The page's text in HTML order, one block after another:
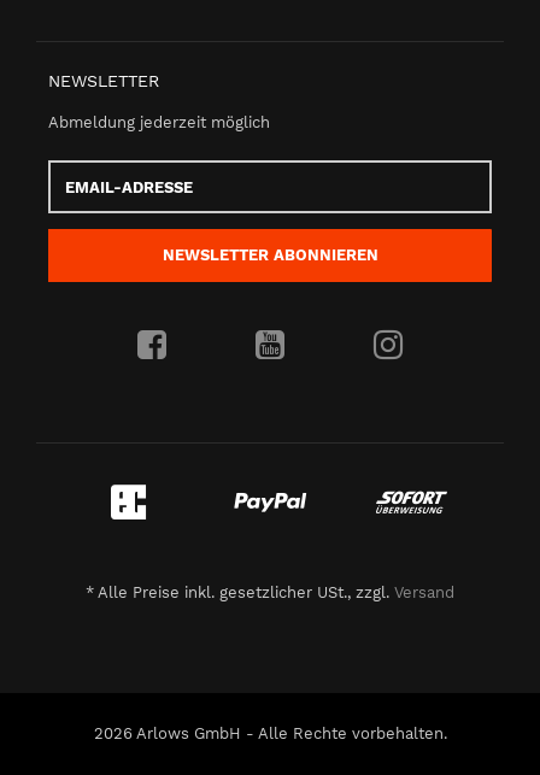
NEWSLETTER
Abmeldung jederzeit möglich
Adresse
NEWSLETTER ABONNIEREN
* Alle Preise inkl. gesetzlicher USt., zzgl. Versand
2026 Arlows GmbH - Alle Rechte vorbehalten.